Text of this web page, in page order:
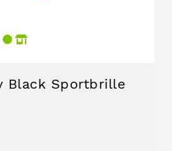
Black Sportbrille